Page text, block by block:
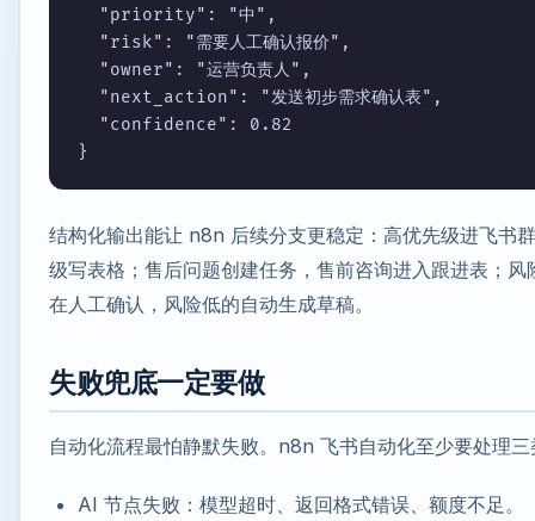
  "priority": "中",
  "risk": "需要人工确认报价",
  "owner": "运营负责人",
  "next_action": "发送初步需求确认表",
  "confidence": 0.82
}
结构化输出能让 n8n 后续分支更稳定：高优先级进飞书
级写表格；售后问题创建任务，售前咨询进入跟进表；风
在人工确认，风险低的自动生成草稿。
失败兜底一定要做
自动化流程最怕静默失败。n8n 飞书自动化至少要处理
AI 节点失败：模型超时、返回格式错误、额度不足。